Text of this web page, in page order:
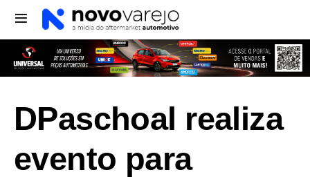
DPaschoal realiza
evento para